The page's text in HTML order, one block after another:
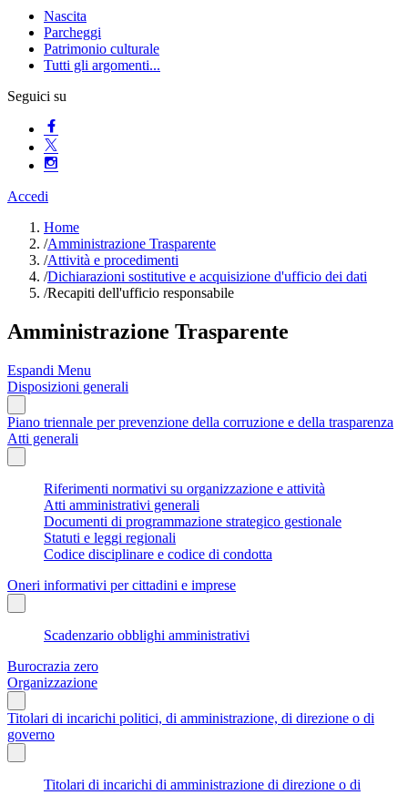
Nascita
Parcheggi
Patrimonio culturale
Tutti gli argomenti...
Seguici su
Accedi
Home
/Amministrazione Trasparente
/Attività e procedimenti
/Dichiarazioni sostitutive e acquisizione d'ufficio dei dati
/Recapiti dell'ufficio responsabile
Amministrazione Trasparente
Espandi Menu
Disposizioni generali
Piano triennale per prevenzione della corruzione e della trasparenza
Atti generali
Riferimenti normativi su organizzazione e attività
Atti amministrativi generali
Documenti di programmazione strategico gestionale
Statuti e leggi regionali
Codice disciplinare e codice di condotta
Oneri informativi per cittadini e imprese
Scadenzario obblighi amministrativi
Burocrazia zero
Organizzazione
Titolari di incarichi politici, di amministrazione, di direzione o di
governo
Titolari di incarichi di amministrazione di direzione o di